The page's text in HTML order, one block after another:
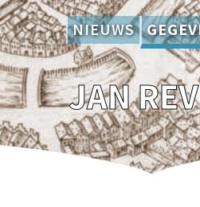
NIEUWS
JAN